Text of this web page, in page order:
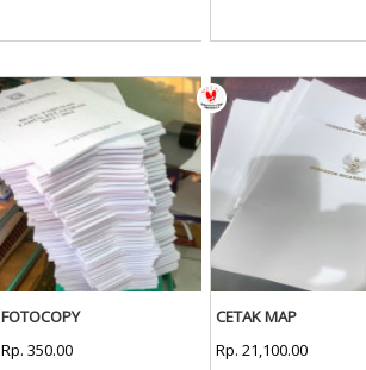
FOTOCOPY
Rp. 350.00
CETAK MAP
Rp. 21,100.00